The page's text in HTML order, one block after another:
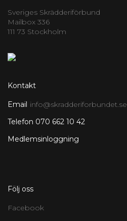
Sveriges Skrädderiförbund
Mailbox 336
111 73 Stockholm
Kontakt
Email info@skradderiforbundet.se
Telefon 070 662 10 42
Medlemsinloggning
Följ oss
Facebook